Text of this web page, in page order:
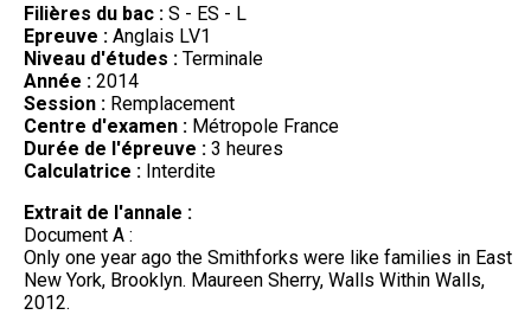
Filières du bac : S - ES - L
Epreuve : Anglais LV1
Niveau d'études : Terminale
Année : 2014
Session : Remplacement
Centre d'examen : Métropole France
Durée de l'épreuve : 3 heures
Calculatrice : Interdite
Extrait de l'annale :
Document A :
Only one year ago the Smithforks were like families in East
New York, Brooklyn. Maureen Sherry, Walls Within Walls,
2012.